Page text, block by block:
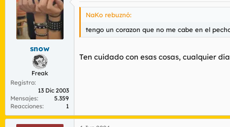
snow
Freak
Registro
13 Dic 2003
Mensajes
5.359
Reacciones
1
NaKo rebuznó:
tengo un corazon que no me cabe en el
Ten cuidado con esas cosas, cualquier